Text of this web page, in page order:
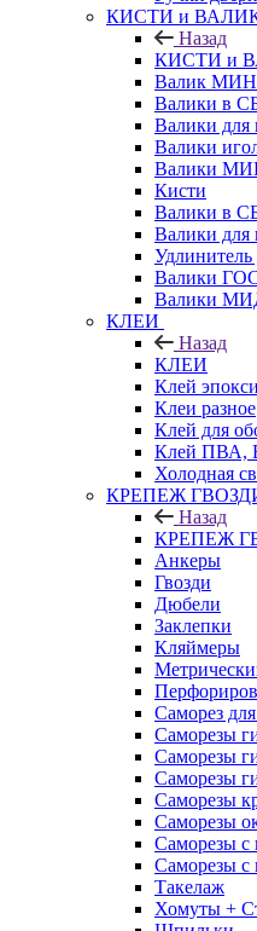
КИСТИ и
Назад
КИСТИ и
Валик
Валики в
Валики для
Валики
Валики
Кисти
Валики в
Валики для
Удлинитель
Валики
Валики
КЛЕИ
Назад
КЛЕИ
Клей
Клеи разное
Клей для
Клей ПВА,
Холодная
КРЕПЕЖ
Назад
КРЕПЕЖ
Анкеры
Гвозди
Дюбели
Заклепки
Кляймеры
Саморез
Саморезы
Саморезы
Саморезы
Саморезы
Саморезы
Саморезы с
Саморезы с
Такелаж
Хомуты +